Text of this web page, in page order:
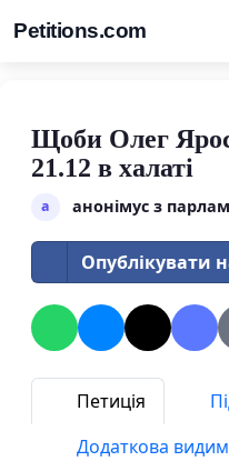
Petitions.com
Щоби Олег
21.12 в халаті
а анонімус з
Опублікувати
Петиція
Додаткова